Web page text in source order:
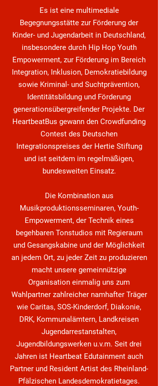
Es ist eine multimediale
Begegnungsstätte zur Förderung der
Kinder- und Jugendarbeit in Deutschland,
insbesondere durch Hip Hop Youth
Empowerment, zur Förderung im Bereich
Integration, Inklusion, Demokratiebildung
sowie Kriminal- und Suchtprävention,
Identitätsbildung und Förderung
generationsübergreifender Projekte. Der
HeartbeatBus gewann den Crowdfunding
Contest des Deutschen
Integrationspreises der Hertie Stiftung
und ist seitdem im regelmäßigen,
bundesweiten Einsatz.
Die Kombination aus
Musikproduktionsseminaren, Youth-
Empowerment, der Technik eines
begehbaren Tonstudios mit Regieraum
und Gesangskabine und der Möglichkeit
an jedem Ort, zu jeder Zeit zu produzieren
macht unsere gemeinnützige
Organisation einmalig uns zum
Wahlpartner zahlreicher namhafter Träger
wie Caritas, SOS-Kinderdorf, Diakonie,
DRK, Kommunalämtern, Landkreisen
Jugendarrestanstalten,
Jugendbildungswerken u.v.m. Seit drei
Jahren ist Heartbeat Edutainment auch
Partner und Resident Artist des Rheinland-
Pfälzischen Landesdemokratietages.